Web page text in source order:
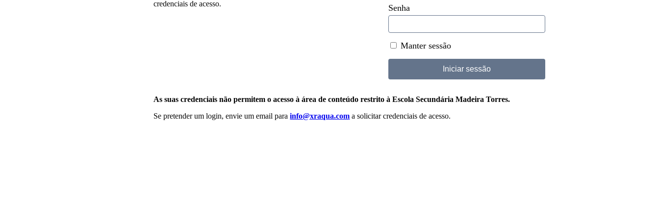
credenciais de acesso.
Senha
Manter sessão
As suas credenciais não permitem o acesso à área de conteúdo restrito à Escola Secundária Madeira Torres.
Se pretender um login, envie um email parainfo@xraqua.com a solicitar credenciais de acesso.